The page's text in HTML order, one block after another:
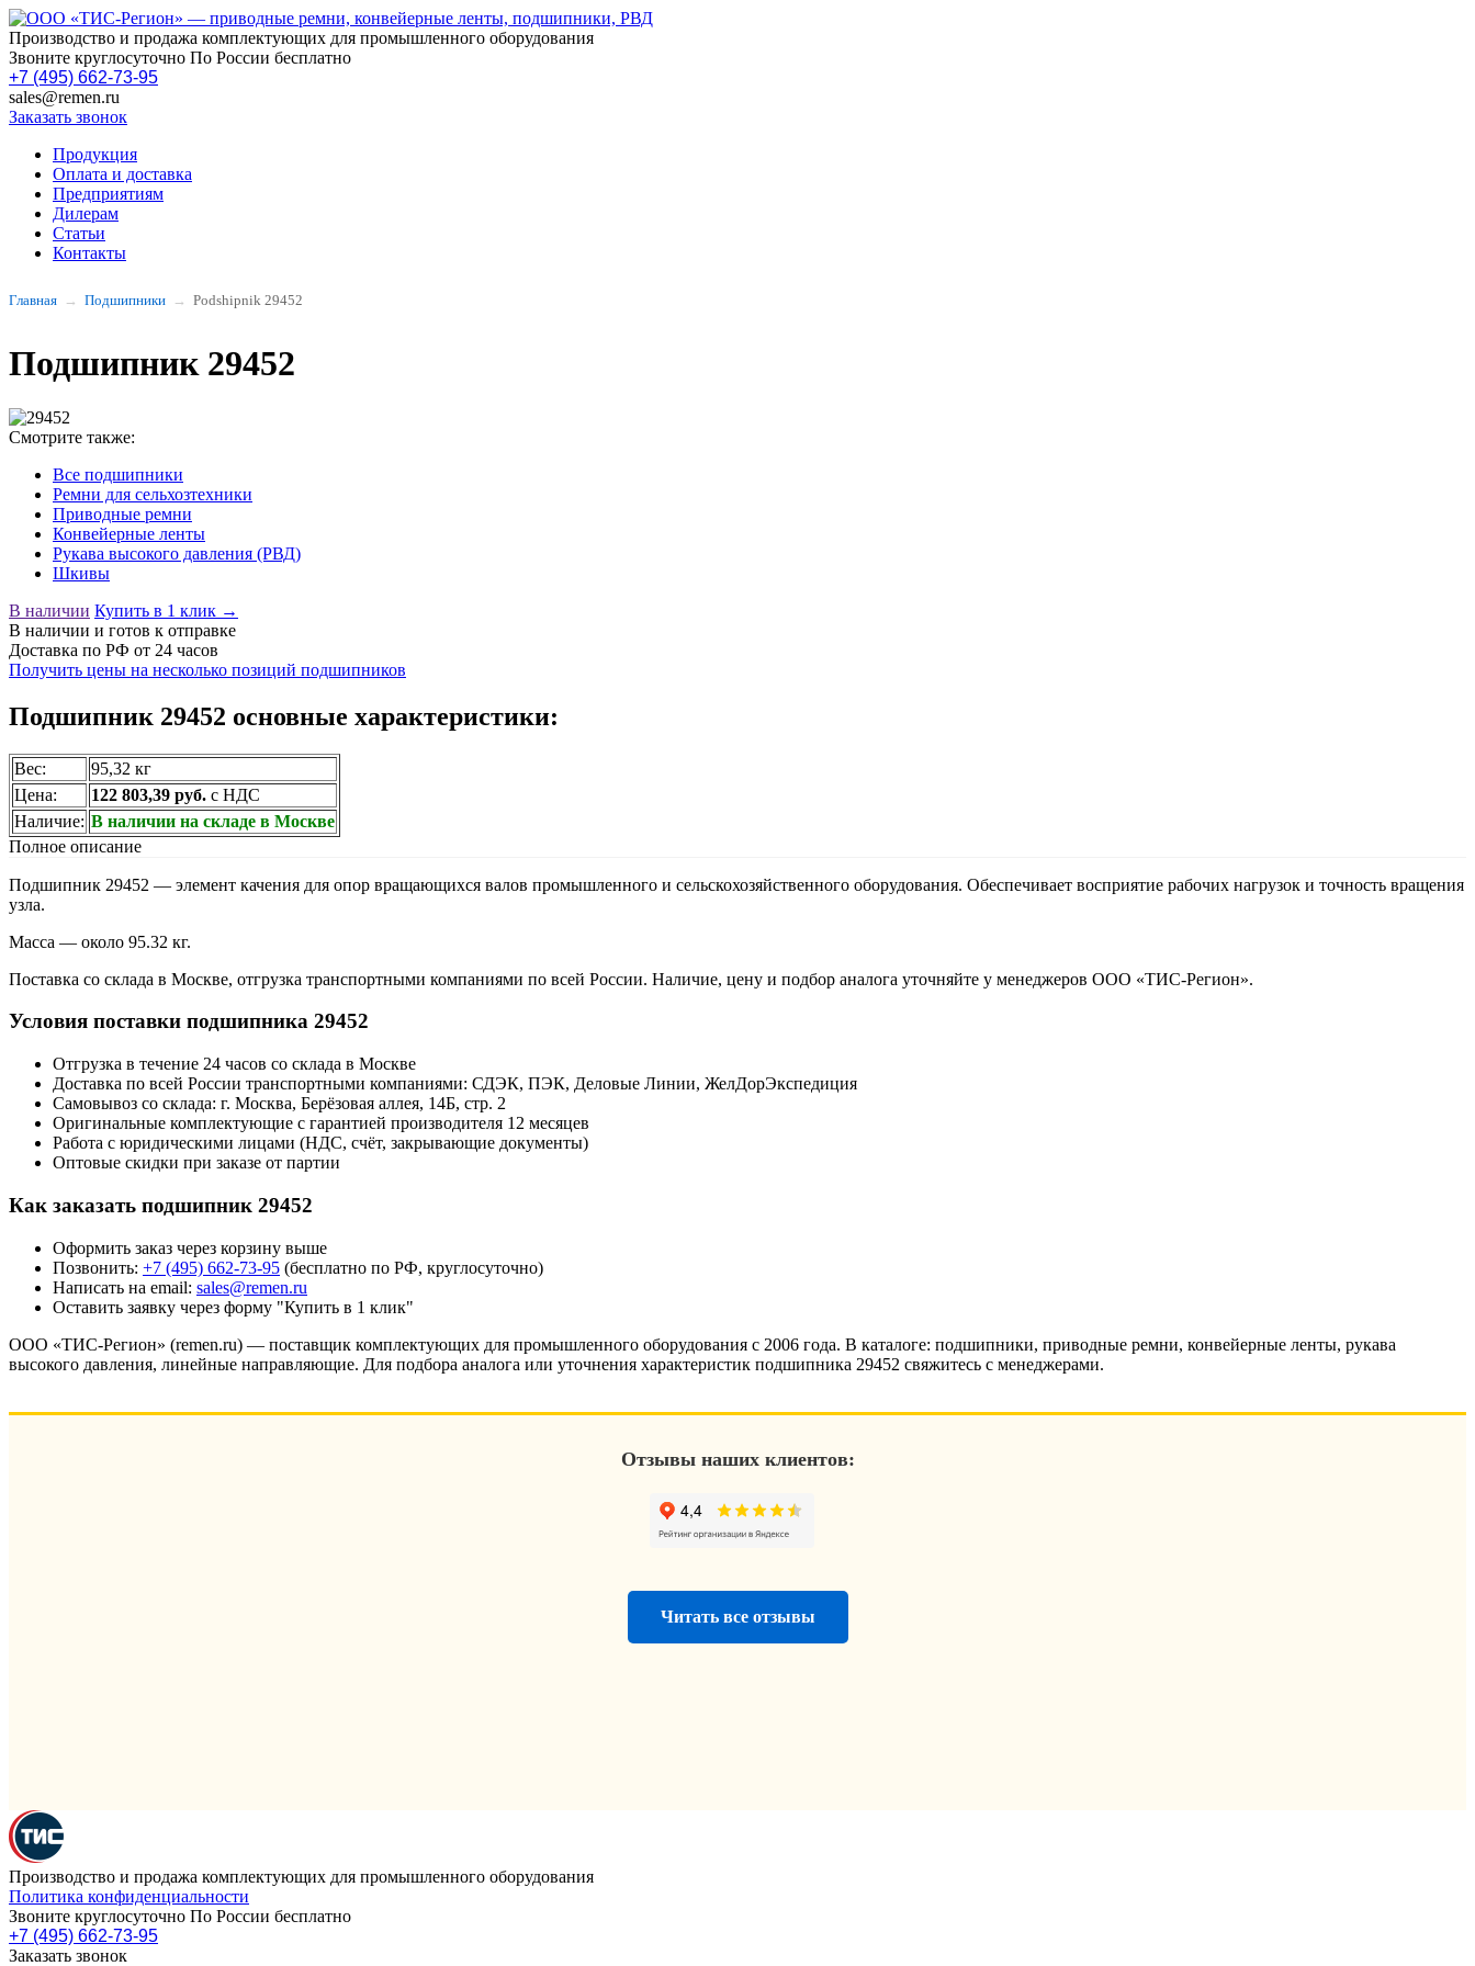
Производство и продажа комплектующих для промышленного оборудования
Звоните круглосуточно По России бесплатно
+7 (495) 662-73-95
sales@remen.ru
Заказать звонок
Продукция
Оплата и доставка
Предприятиям
Дилерам
Статьи
Контакты
Главная Подшипники Podshipnik 29452
Подшипник 29452
Смотрите также:
Все подшипники
Ремни для сельхозтехники
Приводные ремни
Конвейерные ленты
Рукава высокого давления (РВД)
Шкивы
В наличии Купить в 1 клик →
В наличии и готов к отправке
Доставка по РФ от 24 часов
Получить цены на несколько позиций подшипников
Подшипник 29452 основные характеристики:
Вес:
95,32 кг
Цена:
122 803,39 руб. с НДС
Наличие: В наличии на складе в Москве
Полное описание
Подшипник 29452 — элемент качения для опор вращающихся валов промышленного и сельскохозяйственного оборудования. Обеспечивает восприятие рабочих нагрузок и точность вращения
узла.
Масса — около 95.32 кг.
Поставка со склада в Москве, отгрузка транспортными компаниями по всей России. Наличие, цену и подбор аналога уточняйте у менеджеров ООО «ТИС-Регион».
Условия поставки подшипника 29452
Отгрузка в течение 24 часов со склада в Москве
Доставка по всей России транспортными компаниями: СДЭК, ПЭК, Деловые Линии, ЖелДорЭкспедиция
Самовывоз со склада: г. Москва, Берёзовая аллея, 14Б, стр. 2
Оригинальные комплектующие с гарантией производителя 12 месяцев
Работа с юридическими лицами (НДС, счёт, закрывающие документы)
Оптовые скидки при заказе от партии
Как заказать подшипник 29452
Оформить заказ через корзину выше
Позвонить: +7 (495) 662-73-95 (бесплатно по РФ, круглосуточно)
Написать на email: sales@remen.ru
Оставить заявку через форму "Купить в 1 клик"
ООО «ТИС-Регион» (remen.ru) — поставщик комплектующих для промышленного оборудования с 2006 года. В каталоге: подшипники, приводные ремни, конвейерные ленты, рукава
высокого давления, линейные направляющие. Для подбора аналога или уточнения характеристик подшипника 29452 свяжитесь с менеджерами.
Отзывы наших клиентов:
Читать все отзывы
Производство и продажа комплектующих для промышленного оборудования
Политика конфиденциальности
Звоните круглосуточно По России бесплатно
+7 (495) 662-73-95
Заказать звонок